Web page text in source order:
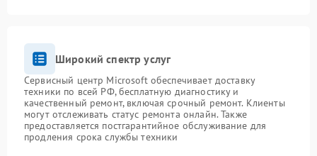
Широкий спектр услуг
Сервисный центр Microsoft обеспечивает доставку
техники по всей РФ, бесплатную диагностику и
качественный ремонт, включая срочный ремонт. Клиенты
могут отслеживать статус ремонта онлайн. Также
предоставляется постгарантийное обслуживание для
продления срока службы техники